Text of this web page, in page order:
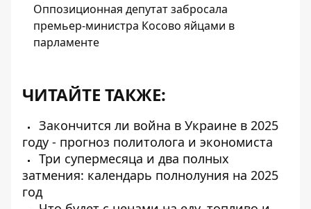
Оппозиционная депутат забросала
премьер-министра Косово яйцами в
парламенте
ЧИТАЙТЕ ТАКЖЕ:
Закончится ли война в Украине в 2025
году - прогноз политолога и экономиста
Три супермесяца и два полных
затмения: календарь полнолуния на 2025
год